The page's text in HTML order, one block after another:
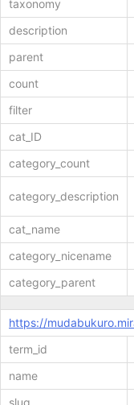
taxonomy
description
parent
count
filter
cat_ID
category_count
category_description
cat_name
category_nicename
category_parent
https://
term_id
name
slug